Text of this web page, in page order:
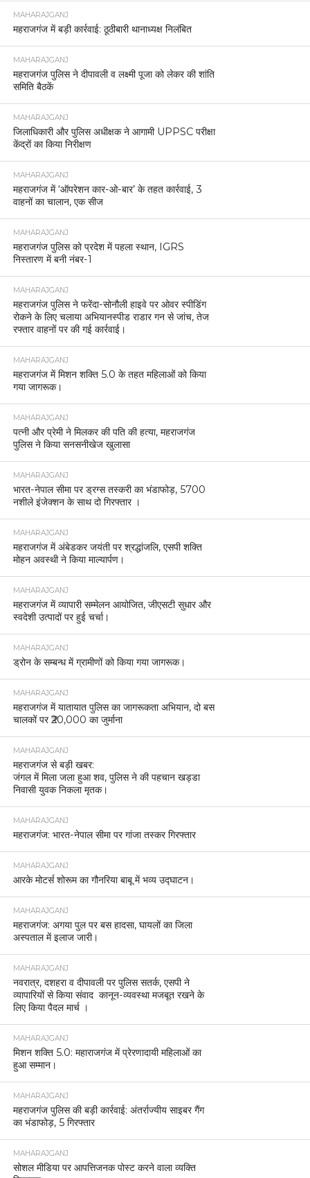
MAHARAJGANJ
महराजगंज में बड़ी कार्रवाई: ठूठीबारी थानाध्यक्ष निलंबित
MAHARAJGANJ
महराजगंज पुलिस ने दीपावली व लक्ष्मी पूजा को लेकर की शांति
समिति बैठकें
MAHARAJGANJ
जिलाधिकारी और पुलिस अधीक्षक ने आगामी UPPSC परीक्षा
केंद्रों का किया निरीक्षण
MAHARAJGANJ
महराजगंज में ‘ऑपरेशन कार-ओ-बार’ के तहत कार्रवाई, 3
वाहनों का चालान, एक सीज
MAHARAJGANJ
महराजगंज पुलिस को प्रदेश में पहला स्थान, IGRS
निस्तारण में बनी नंबर-1
MAHARAJGANJ
महराजगंज पुलिस ने फरेंदा-सोनौली हाइवे पर ओवर स्पीडिंग
रोकने के लिए चलाया अभियानस्पीड राडार गन से जांच, तेज
रफ्तार वाहनों पर की गई कार्रवाई।
MAHARAJGANJ
महराजगंज में मिशन शक्ति 5.0 के तहत महिलाओं को किया
गया जागरूक।
MAHARAJGANJ
पत्नी और प्रेमी ने मिलकर की पति की हत्या, महराजगंज
पुलिस ने किया सनसनीखेज खुलासा
MAHARAJGANJ
भारत-नेपाल सीमा पर ड्रग्स तस्करी का भंडाफोड़, 5700
नशीले इंजेक्शन के साथ दो गिरफ्तार ।
MAHARAJGANJ
महराजगंज में अंबेडकर जयंती पर श्रद्धांजलि, एसपी शक्ति
मोहन अवस्थी ने किया माल्यार्पण।
MAHARAJGANJ
महराजगंज में व्यापारी सम्मेलन आयोजित, जीएसटी सुधार और
स्वदेशी उत्पादों पर हुई चर्चा।
MAHARAJGANJ
ड्रोन के सम्बन्ध में ग्रामीणों को किया गया जागरूक।
MAHARAJGANJ
महराजगंज में यातायात पुलिस का जागरूकता अभियान, दो बस
चालकों पर ₹20,000 का जुर्माना
MAHARAJGANJ
महराजगंज से बड़ी खबर:
जंगल में मिला जला हुआ शव, पुलिस ने की पहचान खड्डा
निवासी युवक निकला मृतक।
MAHARAJGANJ
महराजगंज: भारत-नेपाल सीमा पर गांजा तस्कर गिरफ्तार
MAHARAJGANJ
आरके मोटर्स शोरूम का गौनरिया बाबू में भव्य उद्घाटन।
MAHARAJGANJ
महराजगंज: अगया पुल पर बस हादसा, घायलों का जिला
अस्पताल में इलाज जारी।
MAHARAJGANJ
नवरात्र, दशहरा व दीपावली पर पुलिस सतर्क, एसपी ने
व्यापारियों से किया संवाद कानून-व्यवस्था मजबूत रखने के
लिए किया पैदल मार्च ।
MAHARAJGANJ
मिशन शक्ति 5.0: महाराजगंज में प्रेरणादायी महिलाओं का
हुआ सम्मान।
MAHARAJGANJ
महराजगंज पुलिस की बड़ी कार्रवाई: अंतर्राज्यीय साइबर गैंग
का भंडाफोड़, 5 गिरफ्तार
MAHARAJGANJ
सोशल मीडिया पर आपत्तिजनक पोस्ट करने वाला व्यक्ति